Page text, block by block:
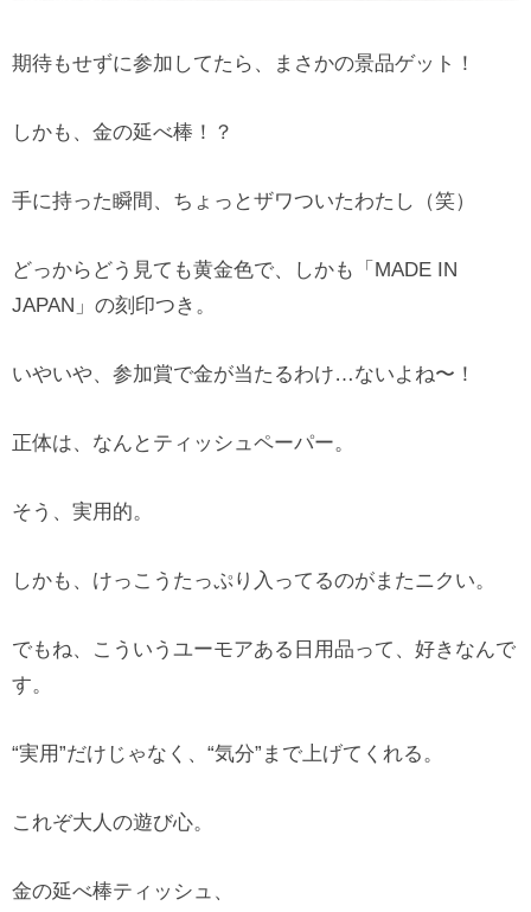
期待もせずに参加してたら、まさかの景品ゲット！
しかも、金の延べ棒！？
手に持った瞬間、ちょっとザワついたわたし（笑）
どっからどう見ても黄金色で、しかも「MADE IN
JAPAN」の刻印つき。
いやいや、参加賞で金が当たるわけ…ないよね〜！
正体は、なんとティッシュペーパー。
そう、実用的。
しかも、けっこうたっぷり入ってるのがまたニクい。
でもね、こういうユーモアある日用品って、好きなんで
す。
“実用”だけじゃなく、“気分”まで上げてくれる。
これぞ大人の遊び心。
金の延べ棒ティッシュ、